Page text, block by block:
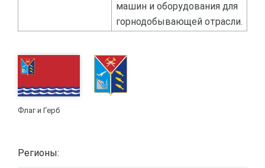
машин и оборудования для
горнодобывающей отрасли.
Флаг и Герб
Регионы: